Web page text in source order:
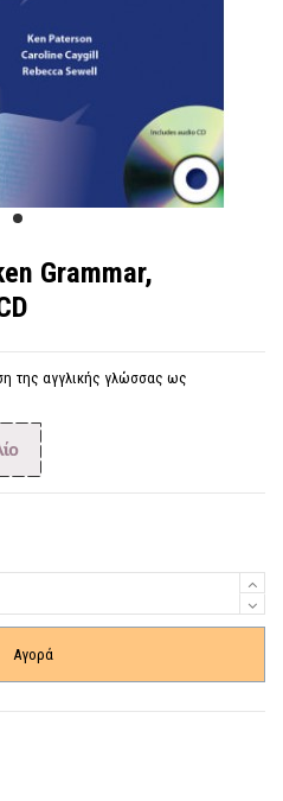
Grammar,
της αγγλικής γλώσσας ως
Αγορά